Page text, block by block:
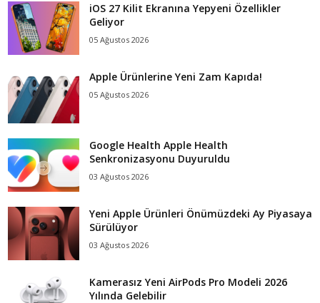
iOS 27 Kilit Ekranına Yepyeni Özellikler
Geliyor
05 Ağustos 2026
Apple Ürünlerine Yeni Zam Kapıda!
05 Ağustos 2026
Google Health Apple Health
Senkronizasyonu Duyuruldu
03 Ağustos 2026
Yeni Apple Ürünleri Önümüzdeki Ay Piyasaya
Sürülüyor
03 Ağustos 2026
Kamerasız Yeni AirPods Pro Modeli 2026
Yılında Gelebilir